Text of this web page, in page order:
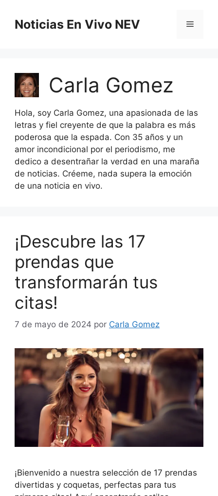
contenido
Noticias En Vivo NEV Menú
Carla Gomez
Hola, soy Carla Gomez, una apasionada de las
letras y fiel creyente de que la palabra es más
poderosa que la espada. Con 35 años y un
amor incondicional por el periodismo, me
dedico a desentrañar la verdad en una maraña
de noticias. Créeme, nada supera la emoción
de una noticia en vivo.
¡Descubre las 17
prendas que
transformarán tus
citas!
7 de mayo de 2024 por Carla Gomez
¡Bienvenido a nuestra selección de 17 prendas
divertidas y coquetas, perfectas para tus